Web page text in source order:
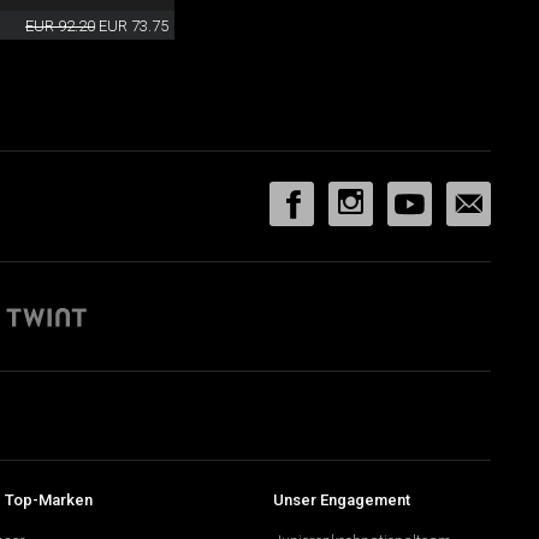
EUR 92.20 EUR 73.75
Top-Marken Unser Engagement